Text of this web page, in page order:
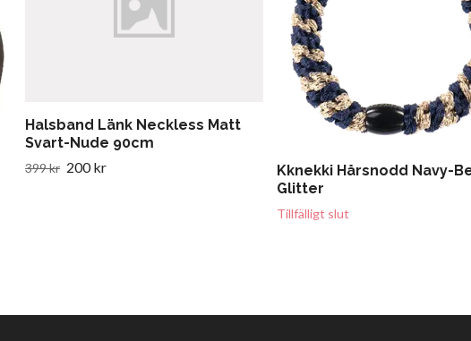
Halsband Länk Neckless Matt
Svart-Nude 90cm
399 kr 200 kr
Kknekki Hårsnodd Navy-
Glitter
Tillfälligt slut